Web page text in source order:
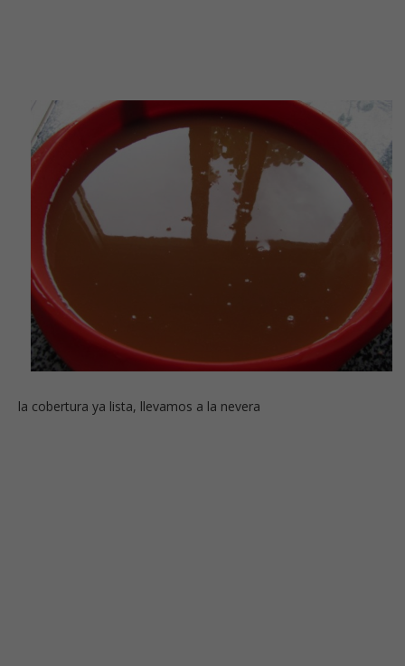
la cobertura ya lista, llevamos a la nevera